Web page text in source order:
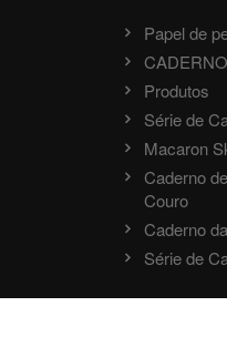
Papel de
Produtos
Série de
Macaron
Caderno
Couro
Caderno
Série de